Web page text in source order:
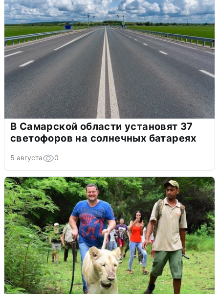
В Самарской области установят 37
светофоров на солнечных батареях
5 августа 0